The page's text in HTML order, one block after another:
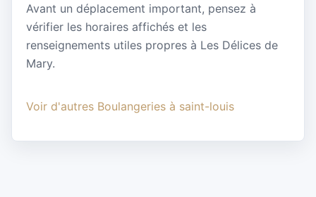
Avant un déplacement important, pensez à
vérifier les horaires affichés et les
renseignements utiles propres à Les Délices de
Mary.
Voir d'autres Boulangeries à saint-louis